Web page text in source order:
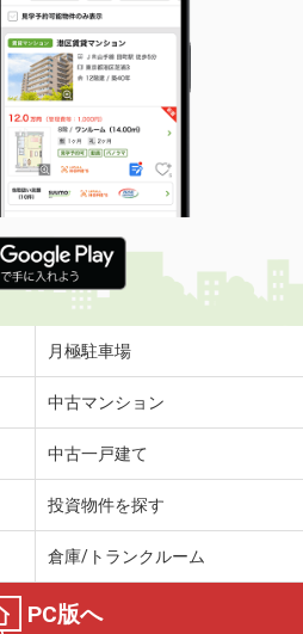
月極駐車場
中古マンション
中古一戸建て
投資物件を探す
倉庫/トランクルーム
PC版へ